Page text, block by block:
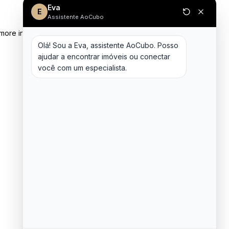
information)
E Eva
Assistente AoCubo
Olá! Sou a Eva, assistente AoCubo. Posso
ajudar a encontrar imóveis ou conectar
você com um especialista.